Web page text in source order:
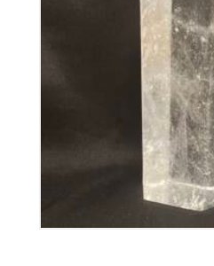
Pointe retaillée en
195€